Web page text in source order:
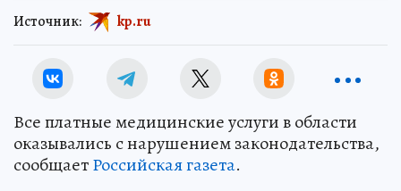
Источник: kp.ru
Все платные медицинские услуги в области
оказывались с нарушением законодательства,
сообщаетРоссийская газета.